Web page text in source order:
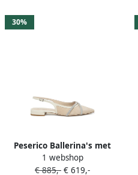
30%
Peserico Ballerina's met
verfraaid bandje Beige
1 webshop
€ 885,- € 619,-